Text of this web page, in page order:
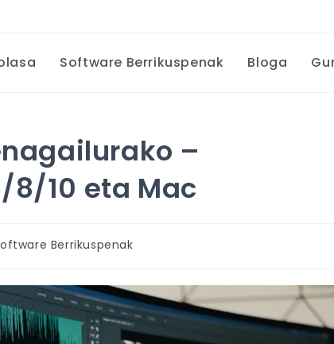
Software Berrikuspenak Bloga
–
8/10 eta Mac
Berrikuspenak